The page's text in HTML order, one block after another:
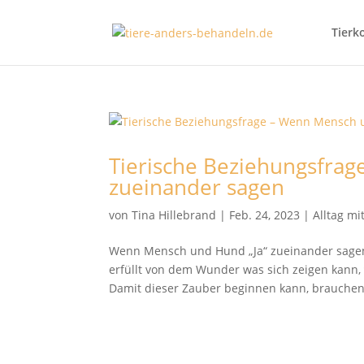
Tierische
zueinander sagen
vonTina Hillebrand | Feb. 24, 2023 |Alltag
Wenn Mensch und Hund „Ja“ zueinander
erfüllt von dem Wunder was sich zeigen
Damit dieser Zauber beginnen kann,